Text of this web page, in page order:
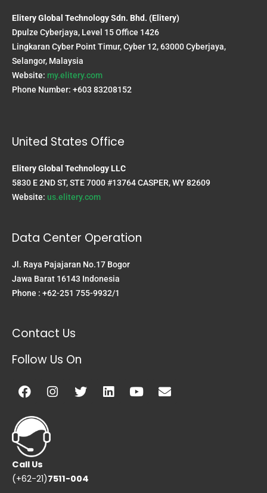
Elitery Global Technology Sdn. Bhd. (Elitery)
Dpulze Cyberjaya, Level 15 Office 1426
Lingkaran Cyber Point Timur, Cyber 12, 63000 Cyberjaya,
Selangor, Malaysia
Website: my.elitery.com
Phone Number: +603 83208152
United States Office
Elitery Global Technology LLC
5830 E 2ND ST, STE 7000 #13764 CASPER, WY 82609
Website: us.elitery.com
Data Center Operation
Jl. Raya Pajajaran No.17 Bogor
Jawa Barat 16143 Indonesia
Phone : +62-251 755-9932/1
Contact Us
Follow Us On
Facebook
Instagram
TwitterLinkedinYoutubeEnvelope
Call Us
(+62-21)7511-004